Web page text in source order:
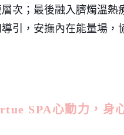
次；最後融入臍燭溫熱
引，安撫內在能量場，
SPA心動力，身